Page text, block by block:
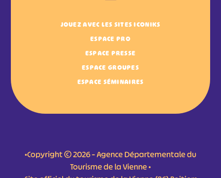
JOUEZ AVEC LES SITES ICONIKS
ESPACE PRO
ESPACE PRESSE
ESPACE GROUPES
ESPACE SÉMINAIRES
•Copyright © 2026 – Agence Départementale du
Tourisme de la Vienne •